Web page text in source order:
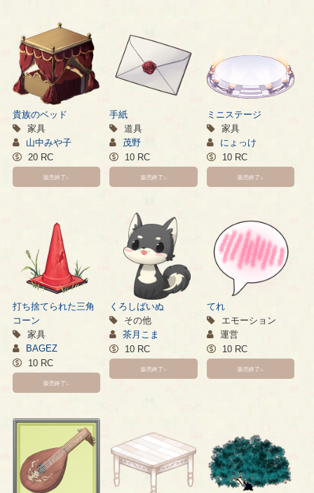
貴族のベッド
家具
山中みや子
20 RC
販売終了:-
手紙
道具
茂野
10 RC
販売終了:-
ミニステージ
家具
にょっけ
10 RC
販売終了:-
打ち捨てられた三角
コーン
家具
BAGEZ
10 RC
販売終了:-
くろしばいぬ
その他
茶月こま
10 RC
販売終了:-
てれ
エモーション
運営
10 RC
販売終了:-